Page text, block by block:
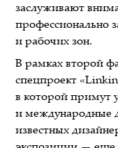
заслуживают
профессионально
и рабочих зон.
В рамках второй
спецпроект
в которой примут
и международные
известных